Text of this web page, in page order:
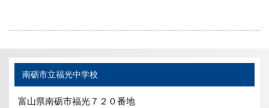
南砺市立福光中学校
富山県南砺市福光７２０番地